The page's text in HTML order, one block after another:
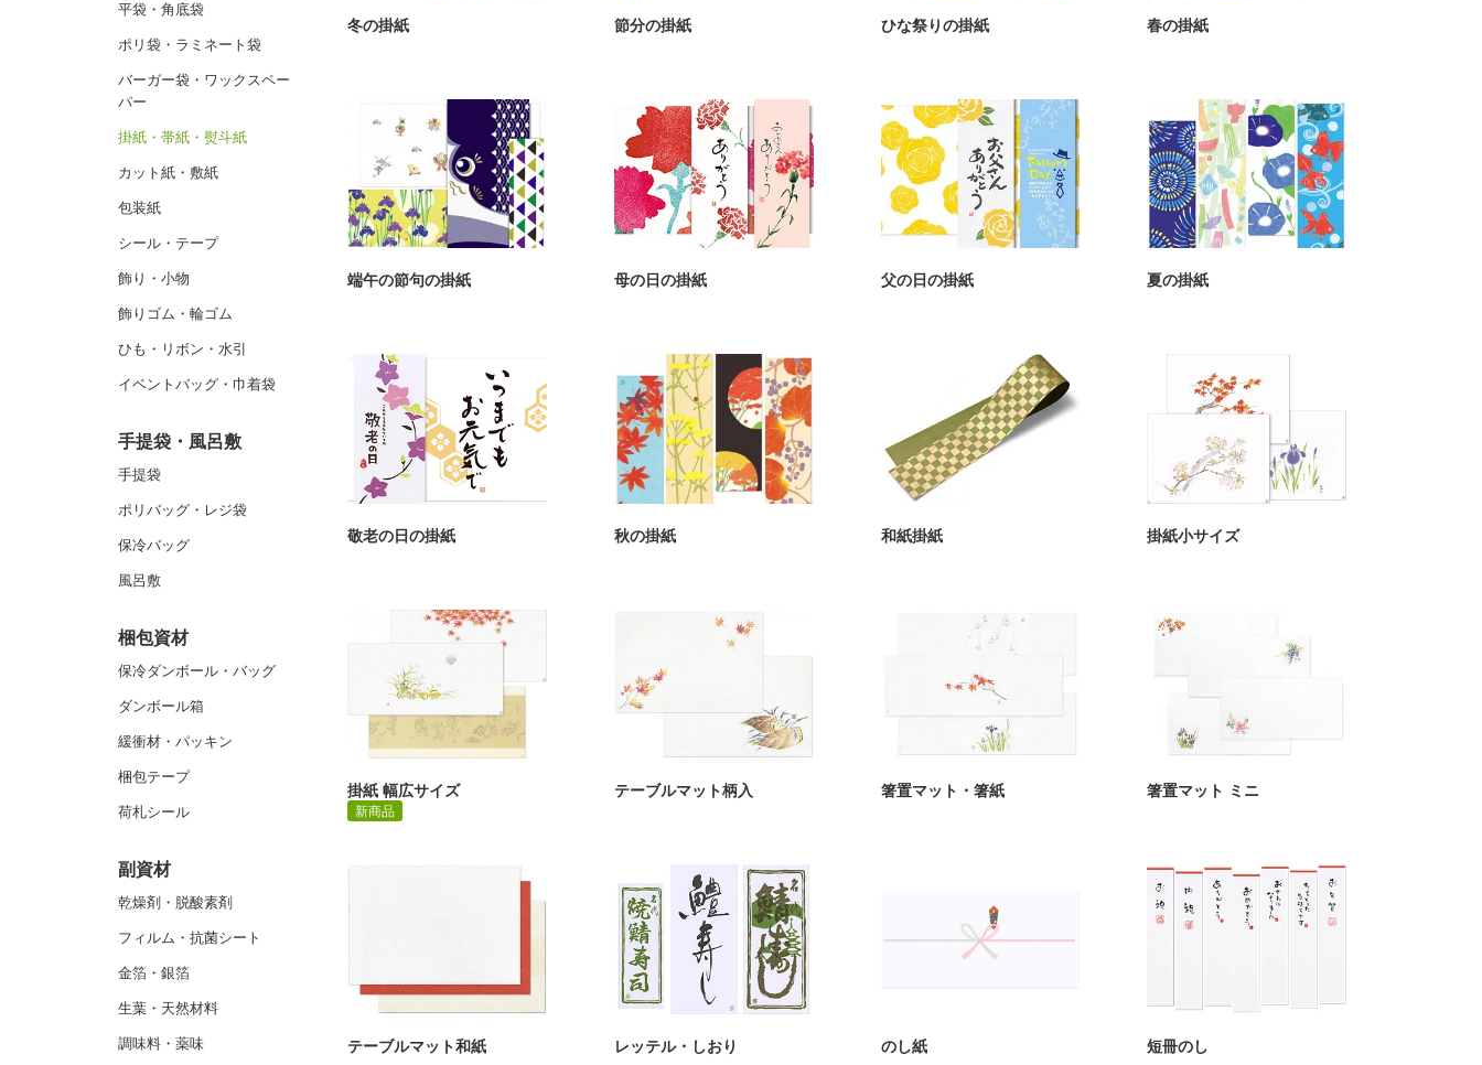
平袋・角底袋
ポリ袋・ラミネート袋
バーガー袋・ワックスペー
パー
掛紙・帯紙・熨斗紙
カット紙・敷紙
包装紙
シール・テープ
飾り・小物
飾りゴム・輪ゴム
ひも・リボン・水引
イベントバッグ・巾着袋
手提袋・風呂敷
手提袋
ポリバッグ・レジ袋
保冷バッグ
風呂敷
梱包資材
保冷ダンボール・バッグ
ダンボール箱
緩衝材・パッキン
梱包テープ
荷札シール
副資材
乾燥剤・脱酸素剤
フィルム・抗菌シート
金箔・銀箔
生葉・天然材料
調味料・薬味
冬の掛紙 節分の掛紙 ひな祭りの掛紙 春の掛紙
端午の節句の掛紙 母の日の掛紙 父の日の掛紙 夏の掛紙
敬老の日の掛紙 秋の掛紙 和紙掛紙 掛紙小サイズ
掛紙 幅広サイズ
新商品
テーブルマット柄入 箸置マット・箸紙 箸置マット ミニ
テーブルマット和紙 レッテル・しおり のし紙 短冊のし